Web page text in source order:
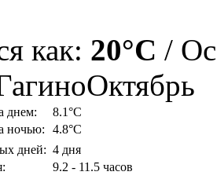
как: 20°C /
Октябрь
днем:
8.1°C
ночью:
4.8°C
дней: 4 дня
9.2 - 11.5 часов